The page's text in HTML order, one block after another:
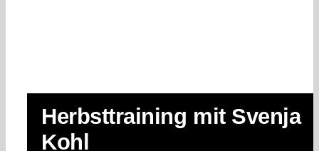
Herbsttraining mit Svenja
Kohl